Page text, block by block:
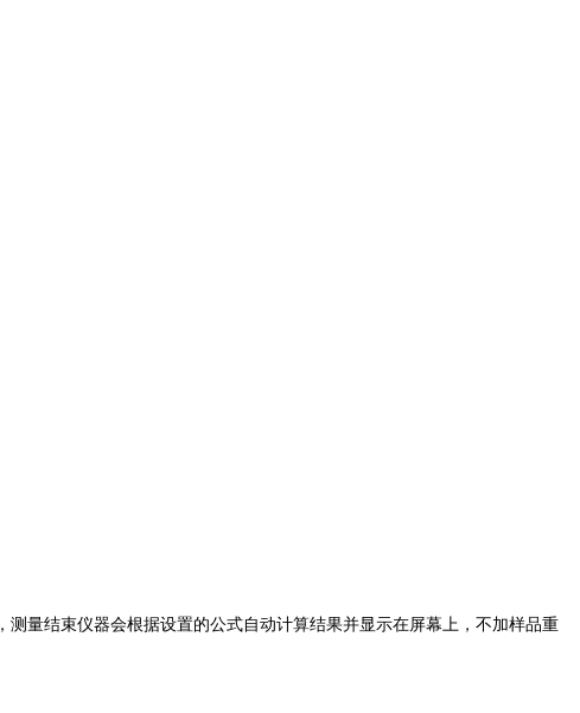
量结束仪器会根据设置的公式自动计算结果并显示在屏幕上，不加样品重